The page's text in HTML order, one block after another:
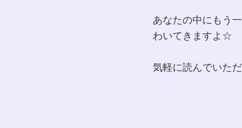
あなたの中にもう
わいてきますよ☆
気軽に読んでいた